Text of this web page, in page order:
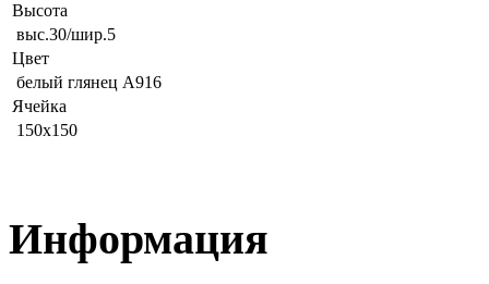
Высота
выс.30/шир.5
Цвет
белый глянец А916
Ячейка
150х150
Информация